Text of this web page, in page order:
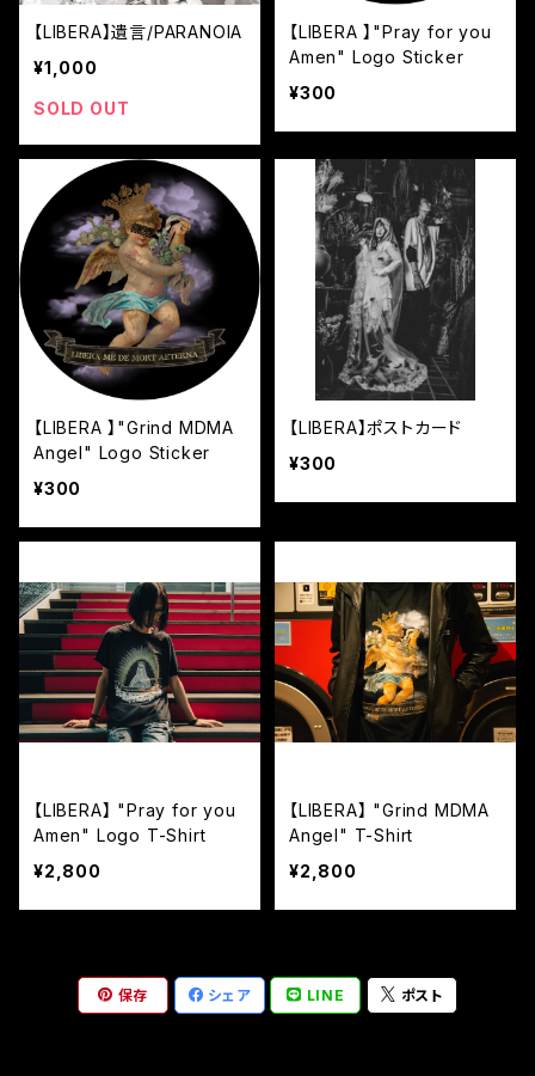
【LIBERA】遺言/PARANOIA
¥1,000
SOLD OUT
【LIBERA 】"Pray for you
Amen" Logo Sticker
¥300
【LIBERA 】"Grind MDMA
Angel" Logo Sticker
¥300
【LIBERA】ポストカード
¥300
【LIBERA】 "Pray for you
Amen" Logo T-Shirt
¥2,800
【LIBERA】 "Grind MDMA
Angel" T-Shirt
¥2,800
保存 シェア LINE ポスト